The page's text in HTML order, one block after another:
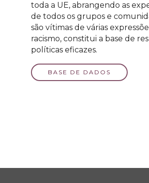
toda a UE, abrangendo as
de todos os grupos e
são vítimas de várias
racismo, constitui a base de
políticas eficazes.
BASE DE DADOS